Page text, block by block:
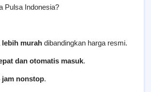
Pulsa Indonesia?
lebih murah dibandingkan harga resmi.
dan otomatis masuk.
jam nonstop.